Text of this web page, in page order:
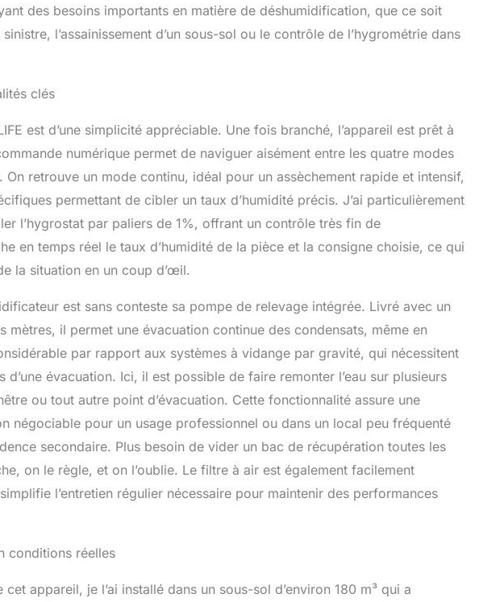
des besoins importants en matière de déshumidification, que ce soit
l’assainissement d’un sous-sol ou le contrôle de l’hygrométrie dans
clés
est d’une simplicité appréciable. Une fois branché, l’appareil est prêt à
numérique permet de naviguer aisément entre les quatre modes
retrouve un mode continu, idéal pour un assèchement rapide et intensif,
permettant de cibler un taux d’humidité précis. J’ai particulièrement
l’hygrostat par paliers de 1%, offrant un contrôle très fin de
en temps réel le taux d’humidité de la pièce et la consigne choisie, ce qui
la situation en un coup d’œil.
est sans conteste sa pompe de relevage intégrée. Livré avec un
mètres, il permet une évacuation continue des condensats, même en
par rapport aux systèmes à vidange par gravité, qui nécessitent
d’une évacuation. Ici, il est possible de faire remonter l’eau sur plusieurs
ou tout autre point d’évacuation. Cette fonctionnalité assure une
négociable pour un usage professionnel ou dans un local peu fréquenté
secondaire. Plus besoin de vider un bac de récupération toutes les
on le règle, et on l’oublie. Le filtre à air est également facilement
l’entretien régulier nécessaire pour maintenir des performances
conditions réelles
appareil, je l’ai installé dans un sous-sol d’environ 180 m³ qui a